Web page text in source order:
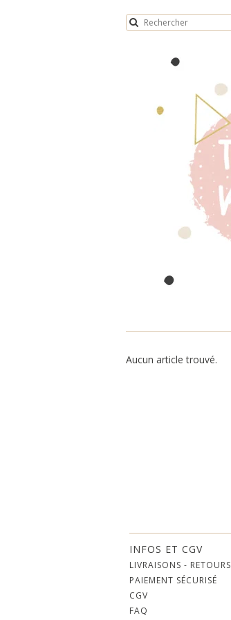
Aucun article trouvé.
INFOS ET CGV
LIVRAISONS - RETOURS
PAIEMENT SÉCURISÉ
CGV
FAQ